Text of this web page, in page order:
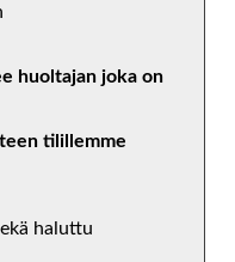
huoltajan joka on
tilillemme
haluttu